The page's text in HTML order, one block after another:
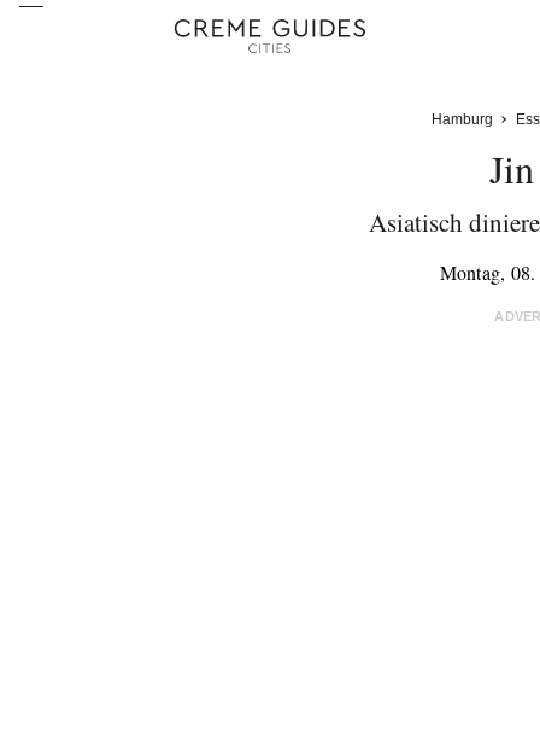
Hamburg
Asiatisch
Montag,